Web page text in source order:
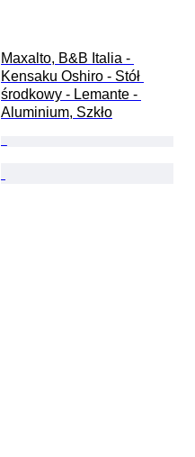
Maxalto, B&B Italia -
Kensaku Oshiro - Stół
środkowy - Lemante -
Aluminium, Szkło